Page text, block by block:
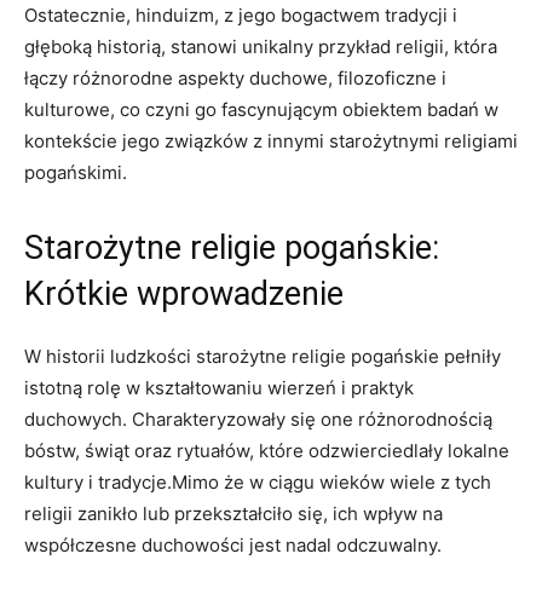
Ostatecznie, hinduizm, z jego bogactwem tradycji i
głęboką historią, stanowi unikalny przykład religii, która
łączy różnorodne aspekty duchowe, filozoficzne i
kulturowe, co czyni go fascynującym obiektem badań w
kontekście jego związków z innymi starożytnymi religiami
pogańskimi.
Starożytne religie pogańskie:
Krótkie wprowadzenie
W historii ludzkości starożytne religie pogańskie pełniły
istotną rolę w kształtowaniu wierzeń i praktyk
duchowych. Charakteryzowały się one różnorodnością
bóstw, świąt oraz rytuałów, które odzwierciedlały lokalne
kultury i tradycje.Mimo że w ciągu wieków wiele z tych
religii zanikło lub przekształciło się, ich wpływ na
współczesne duchowości jest nadal odczuwalny.